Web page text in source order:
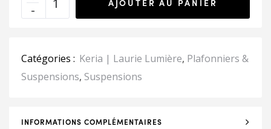
AJOUTER AU PANIER
Catégories : Keria | Laurie Lumière, Plafonniers &
Suspensions, Suspensions
INFORMATIONS COMPLÉMENTAIRES